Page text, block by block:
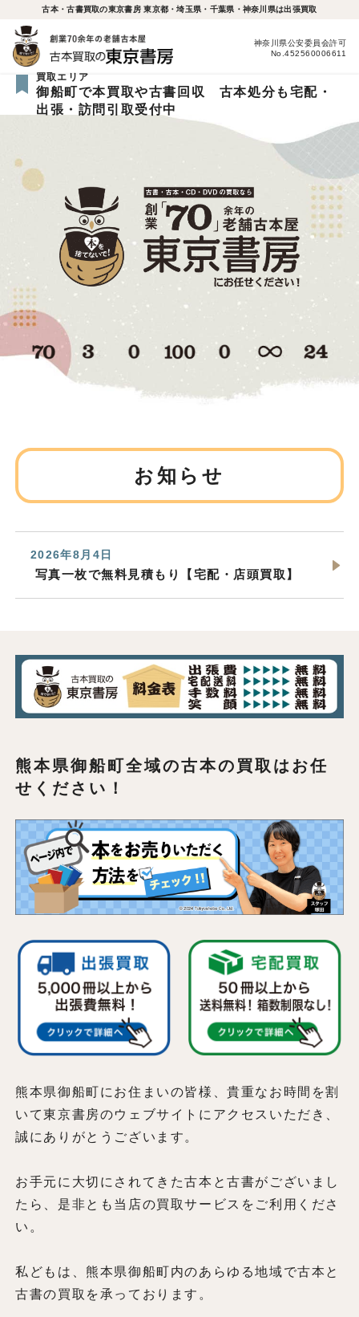
古本・古書買取の東京書房 東京都・埼玉県・千葉県・神奈川県は出張買取
神奈川県公安委員会許可
No.452560006611
買取エリア
御船町で本買取や古書回収 古本処分も宅配・
出張・訪問引取受付中
お知らせ
2026年8月4日
写真一枚で無料見積もり【宅配・店頭買取】
熊本県御船町全域の古本の買取はお任
せください！
熊本県御船町にお住まいの皆様、貴重なお時間を割
いて東京書房のウェブサイトにアクセスいただき、
誠にありがとうございます。
お手元に大切にされてきた古本と古書がございまし
たら、是非とも当店の買取サービスをご利用くださ
い。
私どもは、熊本県御船町内のあらゆる地域で古本と
古書の買取を承っております。